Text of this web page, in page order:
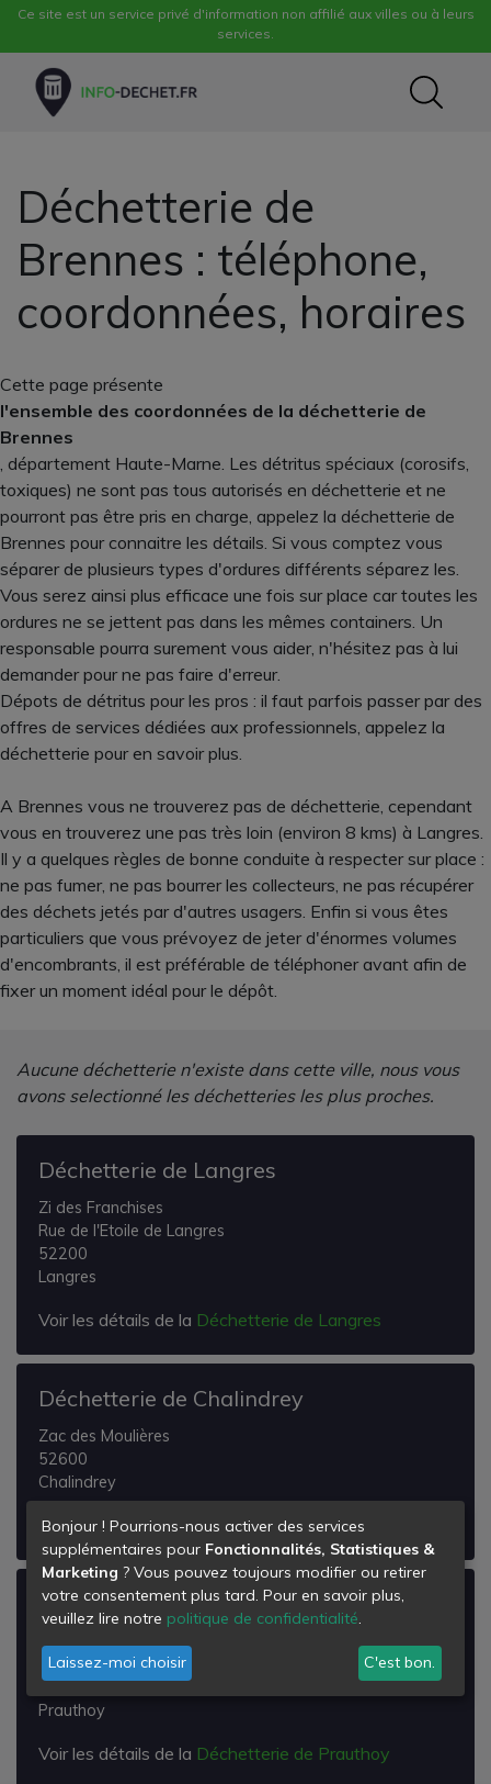
Ce site est un service privé d'information non affilié aux villes ou à leurs
services.
Déchetterie de
Brennes : téléphone,
coordonnées, horaires
Cette page présente
l'ensemble des coordonnées de la déchetterie de
Brennes
, département Haute-Marne. Les détritus spéciaux (corosifs,
toxiques) ne sont pas tous autorisés en déchetterie et ne
pourront pas être pris en charge, appelez la déchetterie de
Brennes pour connaitre les détails. Si vous comptez vous
séparer de plusieurs types d'ordures différents séparez les.
Vous serez ainsi plus efficace une fois sur place car toutes les
ordures ne se jettent pas dans les mêmes containers. Un
responsable pourra surement vous aider, n'hésitez pas à lui
demander pour ne pas faire d'erreur.
Dépots de détritus pour les pros : il faut parfois passer par des
offres de services dédiées aux professionnels, appelez la
déchetterie pour en savoir plus.
A Brennes vous ne trouverez pas de déchetterie, cependant
vous en trouverez une pas très loin (environ 8 kms) à Langres.
Il y a quelques règles de bonne conduite à respecter sur place :
ne pas fumer, ne pas bourrer les collecteurs, ne pas récupérer
des déchets jetés par d'autres usagers. Enfin si vous êtes
particuliers que vous prévoyez de jeter d'énormes volumes
d'encombrants, il est préférable de téléphoner avant afin de
fixer un moment idéal pour le dépôt.
Aucune déchetterie n'existe dans cette ville, nous vous
avons selectionné les déchetteries les plus proches.
Déchetterie de Langres
Zi des Franchises
Rue de l'Etoile de Langres
52200
Langres
Voir les détails de la Déchetterie de Langres
Déchetterie de Chalindrey
Zac des Moulières
52600
Chalindrey
Voir les détails de laDéchetterie de Chalindrey
Déchetterie de Prauthoy
Zi les Epinois Chanois
Rd 21
52190
Prauthoy
Voir les détails de la Déchetterie de Prauthoy
Bonjour ! Pourrions-nous activer des services
supplémentaires pour Fonctionnalités, Statistiques &
Marketing ? Vous pouvez toujours modifier ou retirer
votre consentement plus tard. Pour en savoir plus,
veuillez lire notre politique de confidentialité.
Laissez-moi choisir C'est bon.